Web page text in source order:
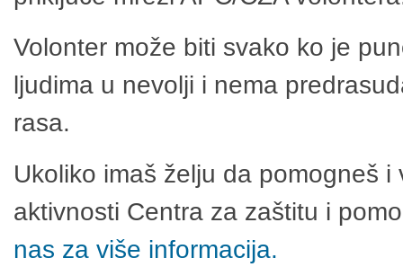
Volonter može biti svako ko je
ljudima u nevolji i nema
rasa.
Ukoliko imaš želju da pomogneš
aktivnosti Centra za zaštitu i
nas za više informacija.